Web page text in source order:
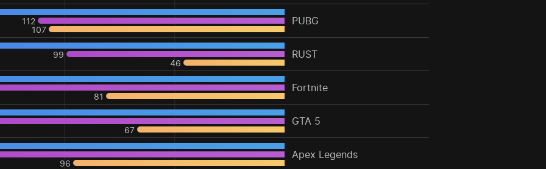
PUBG
112
107
RUST
99
46
Fortnite
81
GTA 5
67
Apex Legends
96